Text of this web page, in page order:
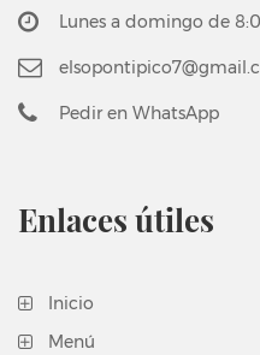
Lunes a domingo de
Pedir en WhatsApp
Enlaces útiles
Inicio
Menú